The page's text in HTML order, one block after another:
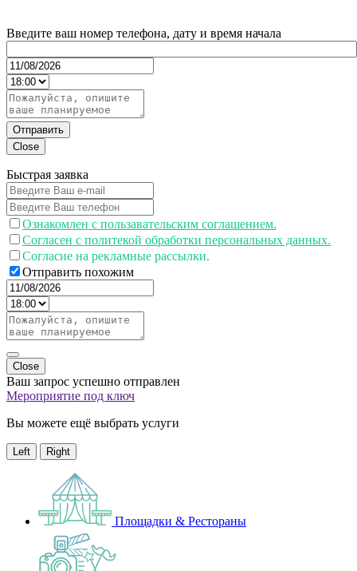
Введите ваш номер телефона, дату и время начала
Отправить
Close
Быстрая заявка
Ознакомлен с пользавательским соглашением.
Согласен с политекой обработки персональных данных.
Согласие на рекламные рассылки.
Отправить похожим
Close
Ваш запрос успешно отправлен
Мероприятие под ключ
Вы можете ещё выбрать услуги
Left Right
Площадки & Рестораны